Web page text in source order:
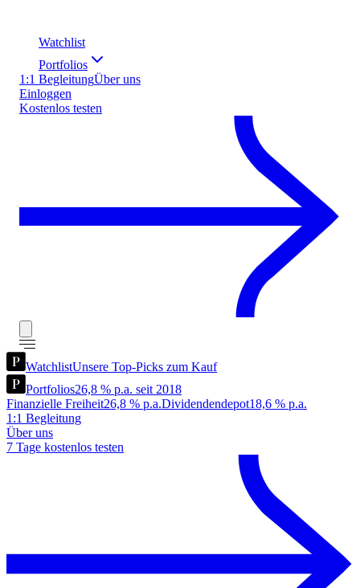
Watchlist
Portfolios
1:1 BegleitungÜber uns
Einloggen
Kostenlos testen
WatchlistUnsere Top-Picks zum Kauf
Portfolios26,8 % p.a. seit 2018
Finanzielle Freiheit26,8 % p.a.Dividendendepot18,6 % p.a.
1:1 Begleitung
Über uns
7 Tage kostenlos testen